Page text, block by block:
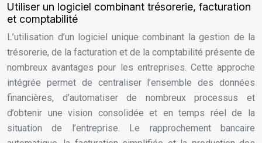
Utiliser un logiciel combinant trésorerie, facturation
et comptabilité
L’utilisation d’un logiciel unique combinant la gestion de la
trésorerie, de la facturation et de la comptabilité présente de
nombreux avantages pour les entreprises. Cette approche
intégrée permet de centraliser l’ensemble des données
financières, d’automatiser de nombreux processus et
d’obtenir une vision consolidée et en temps réel de la
situation de l’entreprise. Le rapprochement bancaire